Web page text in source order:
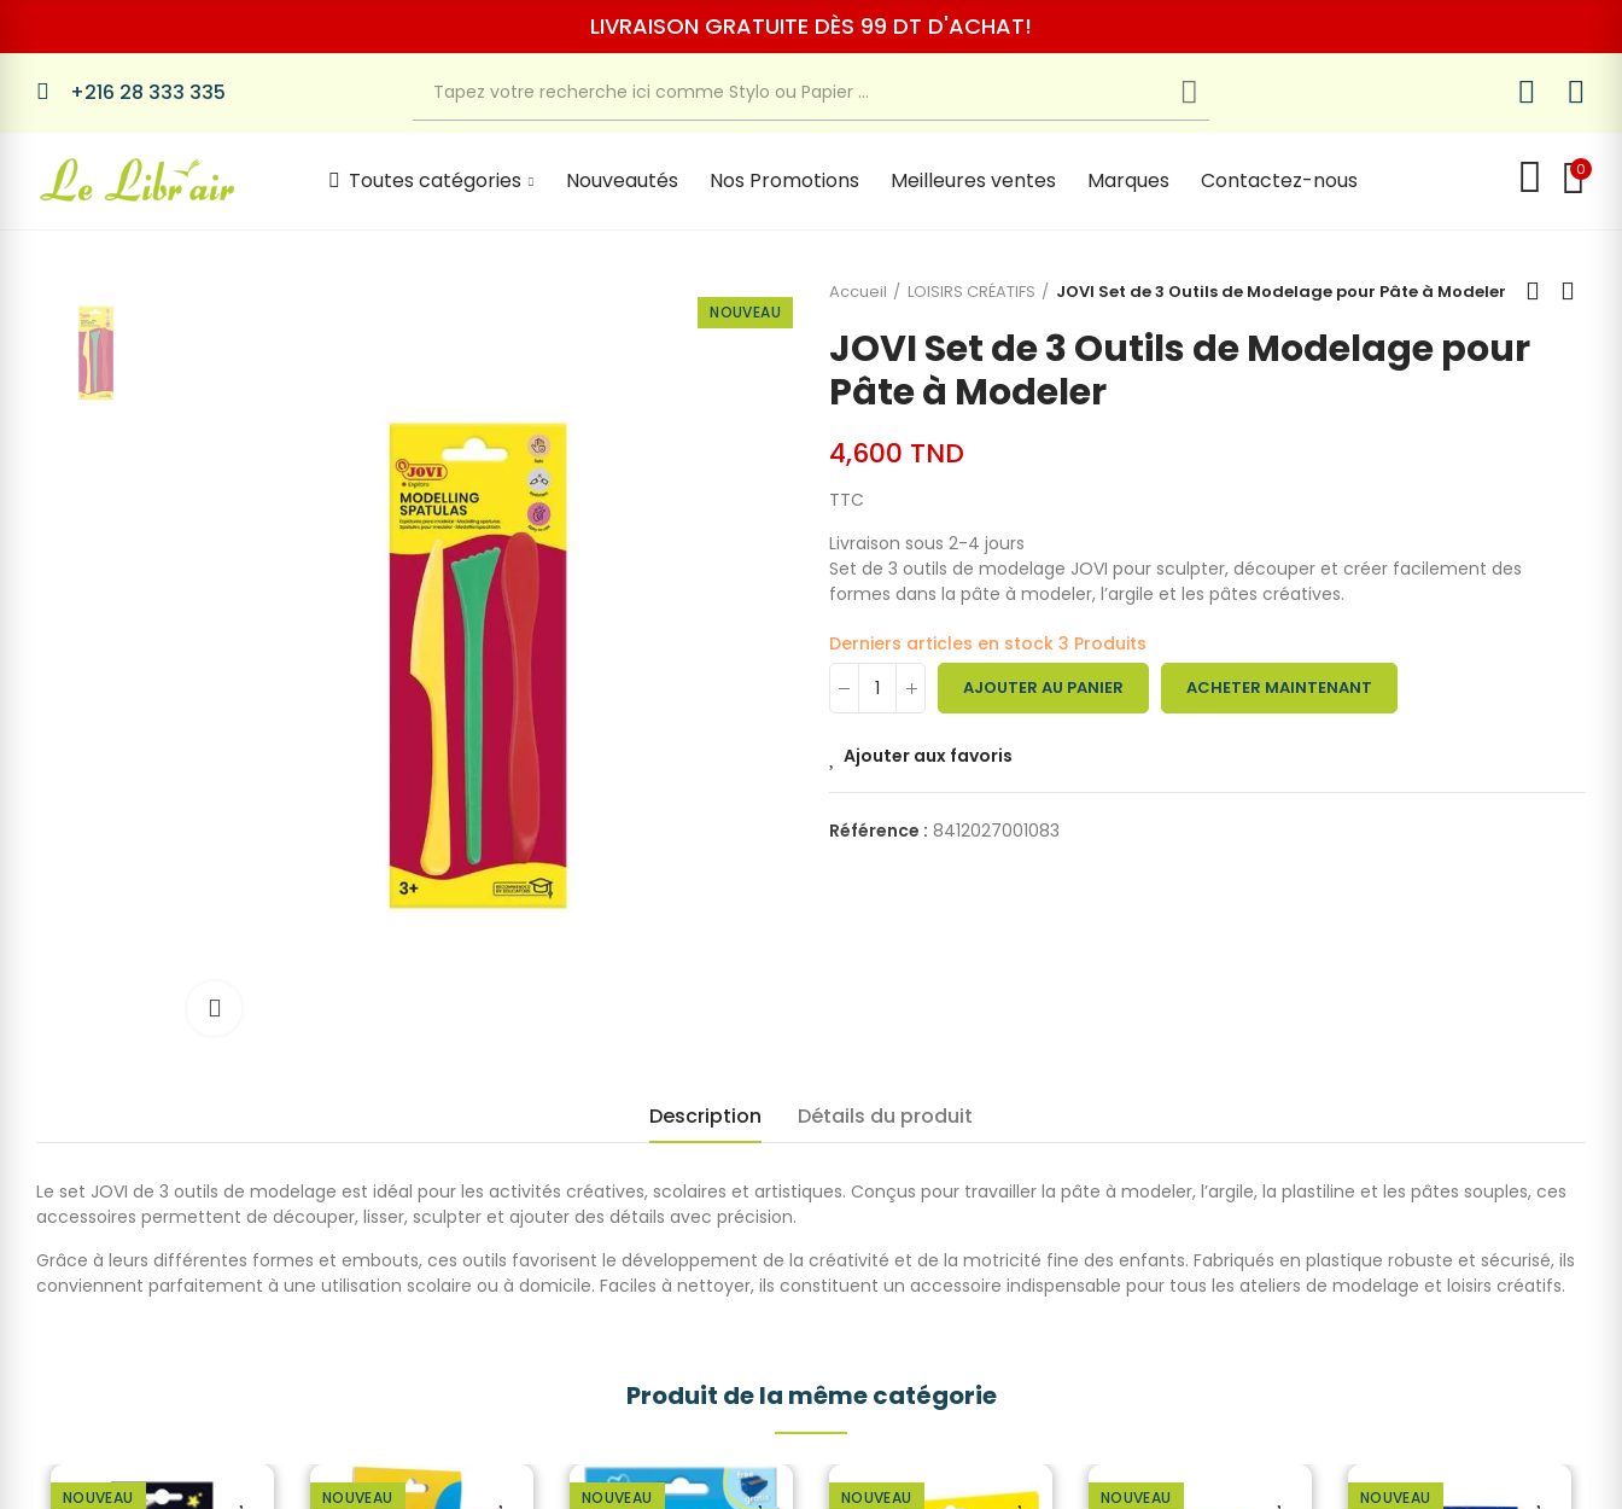
LIVRAISON GRATUITE DÈS 99 DT D'ACHAT!
+216 28 333 335
Toutes catégories Nouveautés Nos Promotions Meilleures ventes Marques Contactez-nous 0
NOUVEAU
Accueil LOISIRS CRÉATIFS JOVI Set de 3 Outils de Modelage pour Pâte à Modeler
JOVI Set de 3 Outils de Modelage pour
Pâte à Modeler
4,600 TND
TTC
Livraison sous 2-4 jours
Set de 3 outils de modelage JOVI pour sculpter, découper et créer facilement des
formes dans la pâte à modeler, l’argile et les pâtes créatives.
Derniers articles en stock 3 Produits
AJOUTER AU PANIER ACHETER MAINTENANT
Ajouter aux favoris
Référence : 8412027001083
Description Détails du produit
Le set JOVI de 3 outils de modelage est idéal pour les activités créatives, scolaires et artistiques. Conçus pour travailler la pâte à modeler, l’argile, la plastiline et les pâtes souples, ces
accessoires permettent de découper, lisser, sculpter et ajouter des détails avec précision.
Grâce à leurs différentes formes et embouts, ces outils favorisent le développement de la créativité et de la motricité fine des enfants. Fabriqués en plastique robuste et sécurisé, ils
conviennent parfaitement à une utilisation scolaire ou à domicile. Faciles à nettoyer, ils constituent un accessoire indispensable pour tous les ateliers de modelage et loisirs créatifs.
Produit de la même catégorie
NOUVEAU NOUVEAU NOUVEAU NOUVEAU NOUVEAU NOUVEAU